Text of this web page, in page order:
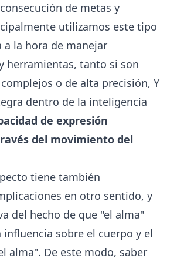
de metas y
utilizamos este tipo
a la hora de manejar
herramientas, tanto si son
o de alta precisión, Y
dentro de la inteligencia
de expresión
del movimiento del
tiene también
en otro sentido, y
del hecho de que "el alma"
sobre el cuerpo y el
alma". De este modo, saber